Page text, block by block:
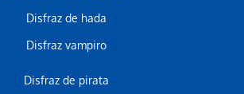
Disfraz de hada
Disfraz vampiro
Disfraz de pirata